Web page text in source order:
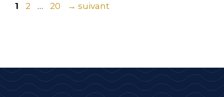
Page
1 Page
2 … Page
20 → suivant